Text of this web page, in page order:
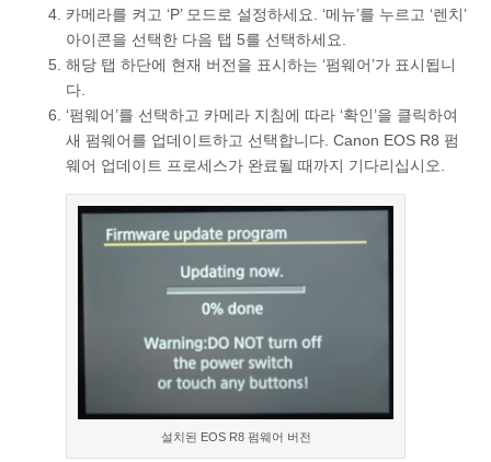
카메라를 켜고 ‘P’ 모드로 설정하세요. ‘메뉴’를 누르고 ‘렌치’
아이콘을 선택한 다음 탭 5를 선택하세요.
해당 탭 하단에 현재 버전을 표시하는 ‘펌웨어’가 표시됩니
다.
‘펌웨어’를 선택하고 카메라 지침에 따라 ‘확인’을 클릭하여
새 펌웨어를 업데이트하고 선택합니다. Canon EOS R8 펌
웨어 업데이트 프로세스가 완료될 때까지 기다리십시오.
설치된 EOS R8 펌웨어 버전